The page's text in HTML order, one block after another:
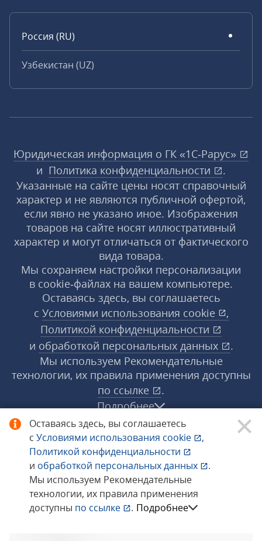
Оставаясь здесь, вы соглашаетесь
с Условиями использования cookie
,
Политикой конфиденциальности
и обработкой персональных данных
.
Мы используем Рекомендательные
технологии, их правила применения
доступны по ссылке . Подробнее
Россия (RU)
Узбекистан (UZ)
Юридическая информация о ГК «1С‑Рарус»
и Политика конфиденциальности
.
Указанные на сайте цены носят справочный
характер и не являются публичной офертой,
если явно не указано иное. Изображения
товаров на сайте носят иллюстративный
характер и могут отличаться от фактического
вида товара.
Мы сохраняем настройки персонализации
в cookie‑файлах на вашем компьютере.
Оставаясь здесь, вы соглашаетесь
с Условиями использования cookie
,
Политикой конфиденциальности
и обработкой персональных данных
.
Мы используем Рекомендательные
технологии, их правила применения доступны
по ссылке
.
Подробнее
© 1998−2026 «1С‑Рарус» ®. Все права
защищены.
Сообщить об ошибке